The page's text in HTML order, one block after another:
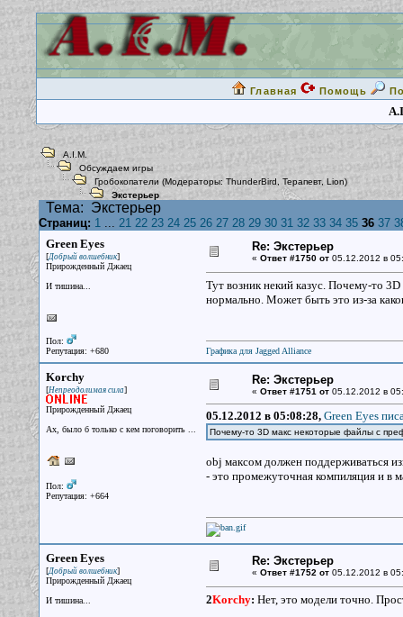
Главная Помощь
A.I.M.
Обсуждаем игры
Гробокопатели (Модераторы: ThunderBird Терапевт, Lion)
Экстерьер
Тема: Экстерьер
Страниц: 1... 21 22 23 24 25 26 27 28 29 30 31 32 33 34 35 36 37
Green Eyes
[Добрый волшебник]
Прирожденный Джаец
И тишина...
Пол:
Репутация: +680
Re: Экстерьер
« Ответ #1750 от05.12.2012 в
Тут возник некий казус. Почему-то
нормально. Может быть это из-за
Графика для Jagged Alliance
Korchy
[Непреодолимая сила]
Прирожденный Джаец
Ах, было б только с кем поговорить ...
Пол:
Репутация: +664
Re: Экстерьер
« Ответ #1751 от05.12.2012 в
05.12.2012 в 05:08:28, Green Eyes
Почему-то 3D макс некоторые файлы с
obj максом должен поддерживаться
- это промежуточная компиляция и в
Green Eyes
[Добрый волшебник]
Прирожденный Джаец
И тишина...
Re: Экстерьер
« Ответ #1752 от05.12.2012 в
2Korchy: Нет, это модели точно.